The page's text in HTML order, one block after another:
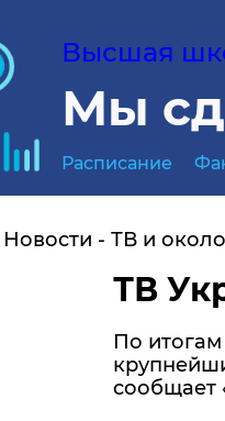
Высшая
Мы
Расписание
Новости ТВ и около
ТВ
По итогам
сообщает